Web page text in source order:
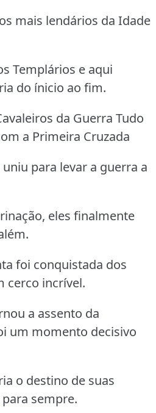
mais lendários da Idade
Templários e aqui
do ínicio ao fim.
da Guerra Tudo
a Primeira Cruzada
para levar a guerra a
eles finalmente
foi conquistada dos
cerco incrível.
a assento da
um momento decisivo
o destino de suas
sempre.